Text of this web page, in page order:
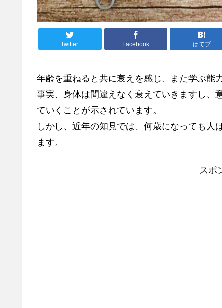
Twitter Facebook はてブ
年齢を重ねると共に衰えを感じ、また学ぶ能
事実、身体は間違えなく衰えていきますし、
ていくことが示されています。
しかし、近年の知見では、何歳になっても人
ます。
スポ